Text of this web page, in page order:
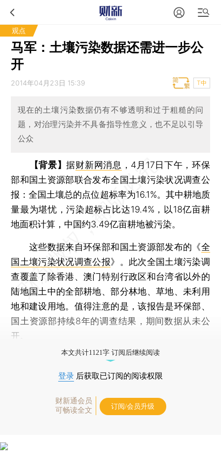
观点
马军：土壤污染数据还需进一步公
开
2014年04月23日 15:39 T中
现在的土壤污染数据仍有不够透明和过于粗糙的问
题，对治理污染并不具备指导性意义，也不足以引导
公众
【背景】据财新网消息 ，4月17日下午，环保
部和国土资源部联合发布全国土壤污染状况调查公
报：全国土壤总的点位超标率为16.1%。其中耕地质
量最为堪忧，污染超标占比达19.4%，以18亿亩耕
地面积计算，中国约3.49亿亩耕地被污染。
这些数据来自环保部和国土资源部发布的《全
国土壤污染状况调查公报》。此次全国土壤污染调
查覆盖了除香港、澳门特别行政区和台湾省以外的
陆地国土中的全部耕地、部分林地、草地、未利用
地和建设用地。值得注意的是，该报告是环保部、
国土资源部持续8年的调查结果，期间数据从未公
开。
本文共计1121字 订阅后继续阅读
登录 后获取已订阅的阅读权限
财新通会员
可畅读全文
订阅/会员升级